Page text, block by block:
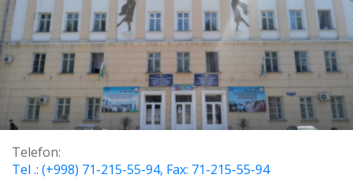
Telefon:
Tel .: (+998) 71-215-55-94, Fax: 71-215-55-94